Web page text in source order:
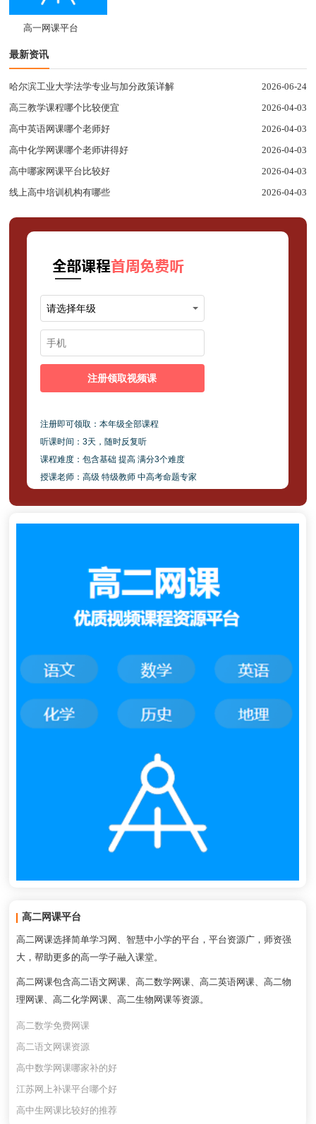
高一网课平台
最新资讯
哈尔滨工业大学法学专业与加分政策详解
2026-06-24
高三教学课程哪个比较便宜
2026-04-03
高中英语网课哪个老师好
2026-04-03
高中化学网课哪个老师讲得好
2026-04-03
高中哪家网课平台比较好
2026-04-03
线上高中培训机构有哪些
2026-04-03
高二网课平台
高二网课选择简单学习网、智慧中小学的平台，平台资源广，师资强
大，帮助更多的高一学子融入课堂。
高二网课包含高二语文网课、高二数学网课、高二英语网课、高二物
理网课、高二化学网课、高二生物网课等资源。
高二数学免费网课
高二语文网课资源
高中数学网课哪家补的好
江苏网上补课平台哪个好
高中生网课比较好的推荐